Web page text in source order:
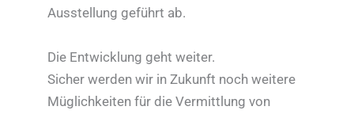
Ausstellung geführt ab.
Die Entwicklung geht weiter.
Sicher werden wir in Zukunft noch weitere
Müglichkeiten für die Vermittlung von